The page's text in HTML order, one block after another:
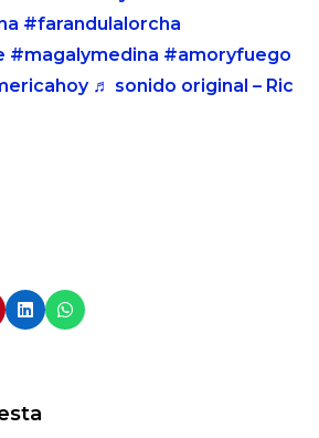
#farandulalorcha
#magalymedina #amoryfuego
♬ sonido original – Ric